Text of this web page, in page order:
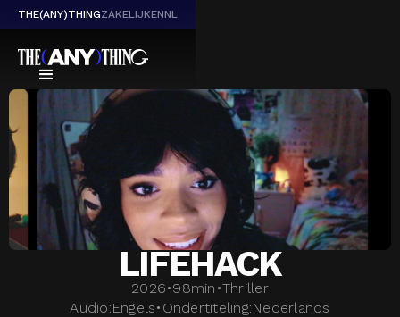
THE(ANY)THINGZAKELIJKENNL
LIFEHACK
2026•98min •Thriller
Audio:Engels• Ondertiteling:Nederlands